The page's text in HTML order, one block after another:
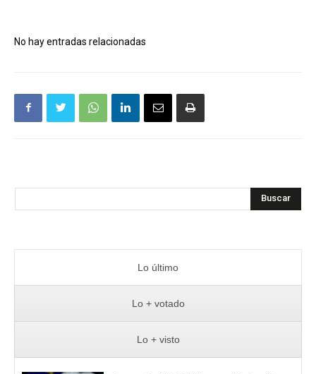
No hay entradas relacionadas
Buscar
Lo último
Lo + votado
Lo + visto